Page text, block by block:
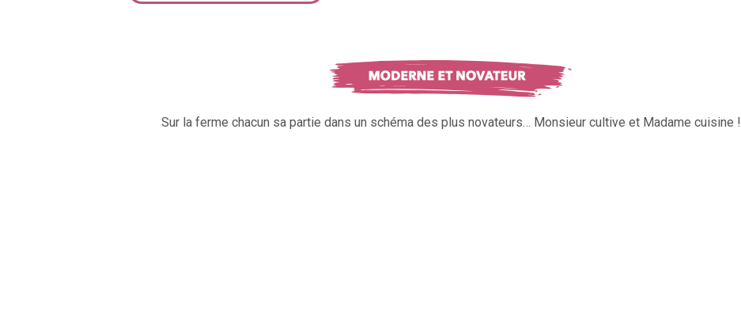
Sur la ferme chacun sa partie dans un schéma des plus novateurs… Monsieur cultive et Madame cuisine !